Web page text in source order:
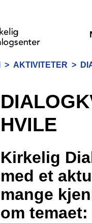
> AKTIVITETER >
HVILE
Kirkelig
med et
mange
om